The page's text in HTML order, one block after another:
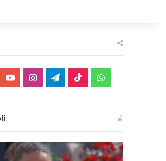
You InstagramTelegram
TikTokWhatsApp